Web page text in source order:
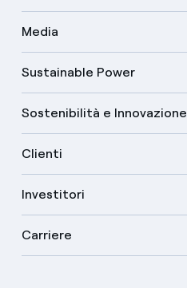
Media
Sustainable Power
Sostenibilità e Innovazione
Clienti
Investitori
Carriere